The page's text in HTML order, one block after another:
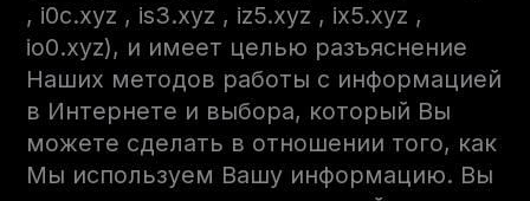
, i0c.xyz , is3.xyz , iz5.xyz , ix5.xyz ,
io0.xyz), и имеет целью разъяснение
Наших методов работы с информацией
в Интернете и выбора, который Вы
можете сделать в отношении того, как
Мы используем Вашу информацию. Вы